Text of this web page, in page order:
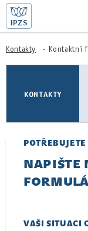
ŽIVOTNÍ SITUACE
PRO LÉKAŘE
KONTAKTY
Kontakty Kontaktní
KONTAKTY
NAPIŠTE
VAŠI SITUACI